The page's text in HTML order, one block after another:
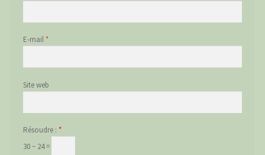
E-mail *
Site web
Résoudre : *
30 − 24 =